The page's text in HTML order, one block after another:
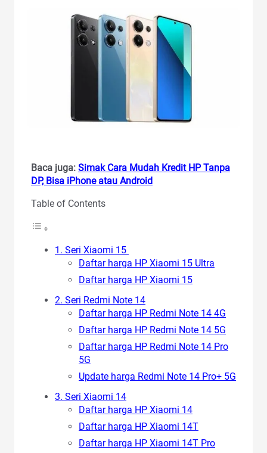
Baca juga: Simak Cara Mudah Kredit HP Tanpa
DP, Bisa iPhone atau Android
Table of Contents
1. Seri Xiaomi 15
Daftar harga HP Xiaomi 15 Ultra
Daftar harga HP Xiaomi 15
2. Seri Redmi Note 14
Daftar harga HP Redmi Note 14 4G
Daftar harga HP Redmi Note 14 5G
Daftar harga HP Redmi Note 14 Pro
5G
Update harga Redmi Note 14 Pro+ 5G
3. Seri Xiaomi 14
Daftar harga HP Xiaomi 14
Daftar harga HP Xiaomi 14T
Daftar harga HP Xiaomi 14T Pro